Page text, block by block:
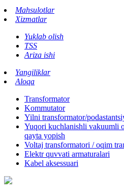
Mahsulotlar
Xizmatlar
Yuklab olish
TSS
Ariza ishi
Yangiliklar
Aloqa
Transformator
Kommutator
Yilni transformator/
Yuqori kuchlanishli vakuumli
qayta yopish
Voltaj transformatori / oqim
Elektr quvvati armaturalari
Kabel aksessuari